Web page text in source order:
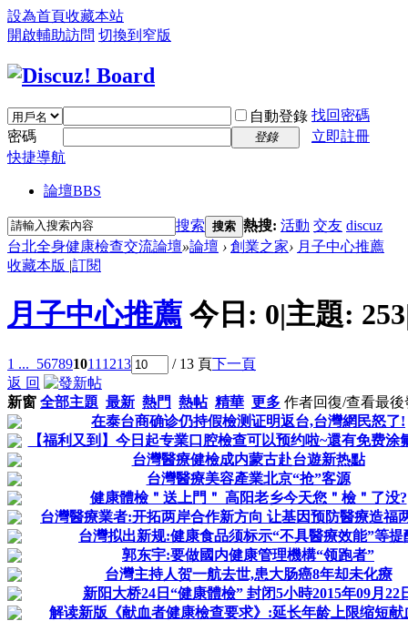
設為首頁收藏本站
開啟輔助訪問 切換到窄版
自動登錄 找回密碼
密碼
登錄
立即註冊
快捷導航
論壇BBS
搜索 搜索 熱搜: 活動 交友 discuz
台北全身健康檢查交流論壇»論壇 › 創業之家› 月子中心推薦
收藏本版 |訂閱
月子中心推薦 今日: 0|主題: 253
1 ... 567891011 1213 / 13 頁下一頁
返 回
新窗 全部主題 最新 熱門 熱帖 精華 更多 作者回復/查看最後
在泰台商确诊仍持假檢测证明返台,台灣網民怒了!
【福利又到】今日起专業口腔檢查可以预约啦~還有免费涂
台灣醫療健檢成内蒙古赴台遊新热點
台灣醫療美容產業北京“抢”客源
健康體檢＂送上門＂ 高阳老乡今天您＂檢＂了没?
台灣醫療業者:开拓两岸合作新方向 让基因预防醫療造福
台灣拟出新规:健康食品须标示“不具醫療效能”等提
郭东宇:要做國内健康管理機構“领跑者”
台灣主持人贺一航去世,患大肠癌8年却未化療
新阳大桥24日“健康體檢” 封闭5小時2015年09月22
解读新版《献血者健康檢查要求》:延长年龄上限缩短献